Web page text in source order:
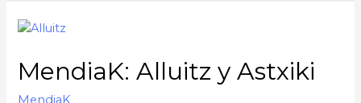
MendiaK: Alluitz y Astxiki
MendiaK